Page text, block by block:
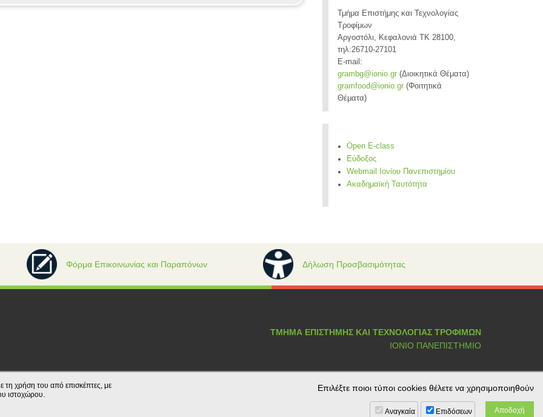
Τμήμα Επιστήμης και Τεχνολογίας
Τροφίμων
Αργοστόλι, Κεφαλονιά ΤΚ 28100,
τηλ:26710-27101
E-mail:
grambg@ionio.gr(Διοικητικά Θέματα)
gramfood@ionio.gr(Φοιτητικά
Θέματα)
Open E-class
Εύδοξος
Webmail Ιονίου Πανεπιστημίου
Ακαδημαϊκή Ταυτότητα
Φόρμα Επικοινωνίας και Παραπόνων Δήλωση Προσβασιμότητας
ΤΜΗΜΑ ΕΠΙΣΤΗΜΗΣ ΚΑΙ ΤΕΧΝΟΛΟΓΙΑΣ ΤΡΟΦΙΜΩΝ
ΙΟΝΙΟ ΠΑΝΕΠΙΣΤΗΜΙΟ
τη χρήση του από επισκέπτες, με
ιστοχώρου.
Επιλέξτε ποιοι τύποι cookies θέλετε να χρησιμοποιηθούν
Αναγκαία Επιδόσεων